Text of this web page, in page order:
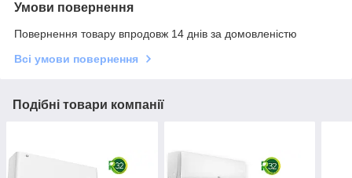
Умови повернення
Повернення товару впродовж 14 днів за домовленістю
Всі умови повернення
Подібні товари компанії